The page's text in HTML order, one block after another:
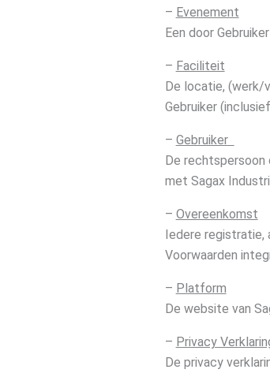
– Evenement
Een door
– Faciliteit
De locatie, (werk/
Gebruiker
– Gebruiker
De rechtspersoon
met Sagax
– Overeenkomst
Iedere registratie,
Voorwaarden
– Platform
De website van
– Privacy
De privacy